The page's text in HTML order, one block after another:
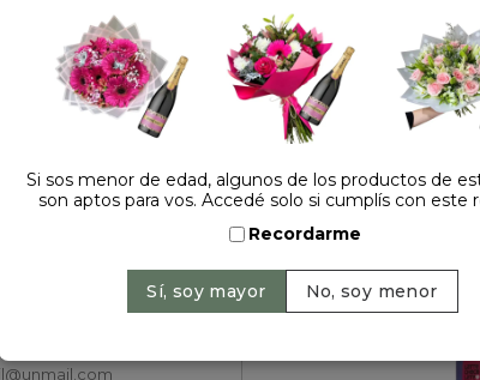
HACELO
Si sos menor de edad, algunos de los productos de
son aptos para vos. Accedé solo si cumplís con este
Recordarme